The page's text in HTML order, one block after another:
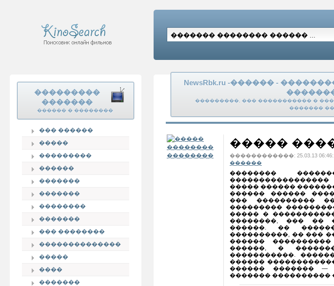
���������
�������
������ � ��������
��� ������
�����
���������
������
�������
�������
��������
�������
��� ��������
��������������
�����
����
�������
NewsRbk.ru -������ -
���������, ��� ����������� �
�������
�����
������������: 25.03.13
������
��������
����� ������
������ ������
��� ����������
���������
����� �
��������, ��� ��
������. ��
����������, �� ���
������
������, �
�����������.
������
������ ������� —
������� ����������